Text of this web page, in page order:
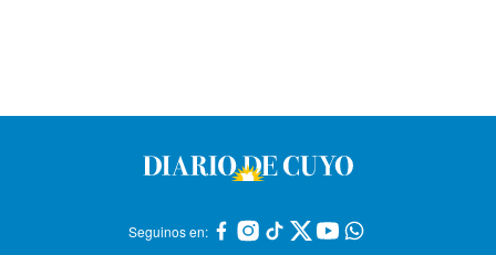
Seguinos en: